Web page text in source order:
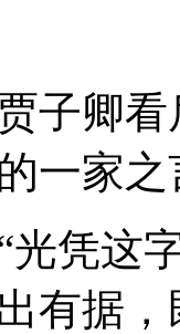
子卿
一家之
光凭这
有据